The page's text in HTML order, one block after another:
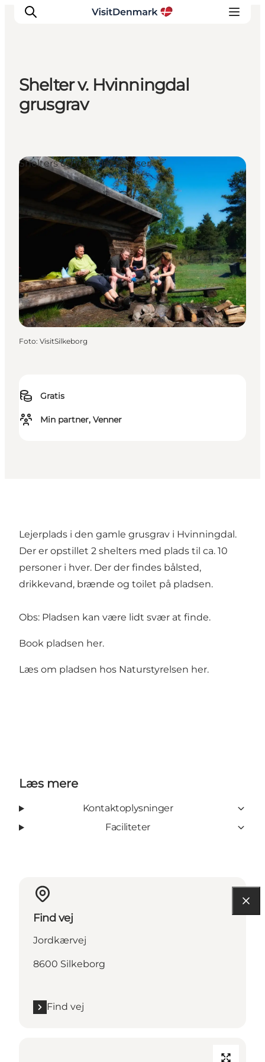
Inspiration
Destinationer
Planlæg ferien
Shelter v. Hvinningdal
grusgrav
Gratis
Min partner, Venner
Shelters og naturlejrpladser
Foto: VisitSilkeborg
Lejerplads i den gamle grusgrav i Hvinningdal.
Der er opstillet 2 shelters med plads til ca. 10
personer i hver. Der der findes bålsted,
drikkevand, brænde og toilet på pladsen.
Obs: Pladsen kan være lidt svær at finde.
Book pladsen her.
Læs om pladsen hos Naturstyrelsen her.
Læs mere
Kontaktoplysninger
Faciliteter
Find vej
Jordkærvej
8600 Silkeborg
Find vej